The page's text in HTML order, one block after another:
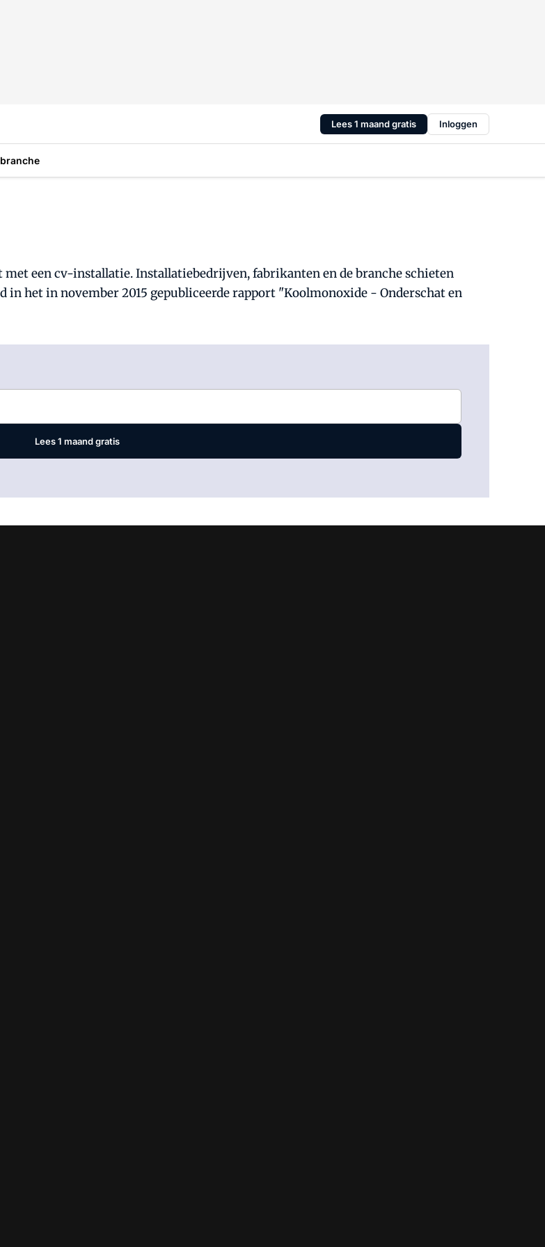
Lees 1 maand gratis Inloggen
een cv-installatie. Installatiebedrijven, fabrikanten en de branche schieten
in het in november 2015 gepubliceerde rapport "Koolmonoxide - Onderschat en
Lees 1 maand gratis